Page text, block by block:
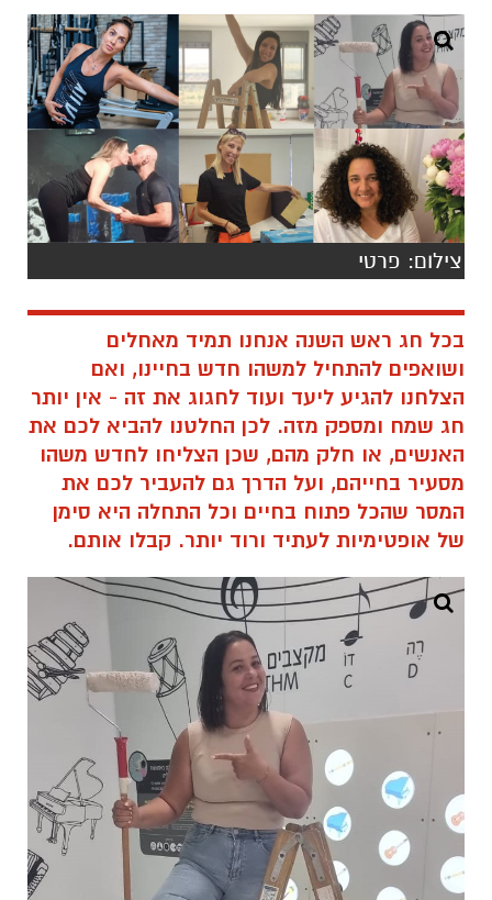
צילום: פרטי
בכל חג ראש השנה אנחנו תמיד מאחלים
ושואפים להתחיל למשהו חדש בחיינו, ואם
הצלחנו להגיע ליעד ועוד לחגוג את זה - אין יותר
חג שמח ומספק מזה. לכן החלטנו להביא לכם את
האנשים, או חלק מהם, שכן הצליחו לחדש משהו
מסעיר בחייהם, ועל הדרך גם להעביר לכם את
המסר שהכל פתוח בחיים וכל התחלה היא סימן
של אופטימיות לעתיד ורוד יותר. קבלו אותם.